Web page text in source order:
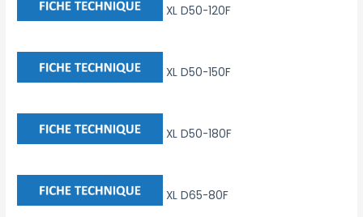
XL D50-120F
XL D50-150F
XL D50-180F
XL D65-80F